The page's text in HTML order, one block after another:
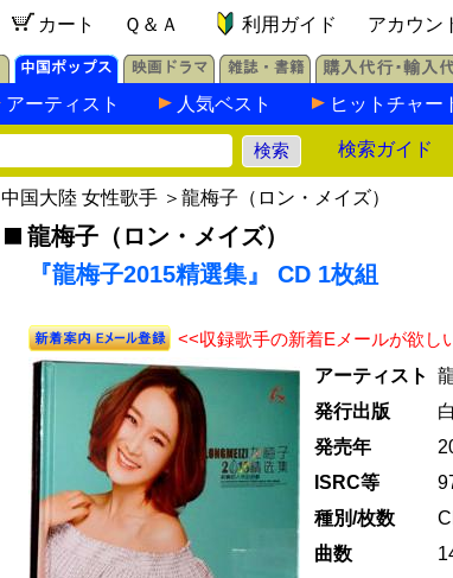
カート Ｑ＆Ａ 利用ガイド アカウン
アーティスト 人気ベスト ヒットチャー
検索ガイド
中国大陸 女性歌手 ＞ 龍梅子（ロン・メイズ）
龍梅子（ロン・メイズ）
『龍梅子2015精選集』 CD 1枚組
<<収録歌手の新着Eメールが欲し
アーティスト
発行出版
発売年
ISRC等
種別/枚数
曲数